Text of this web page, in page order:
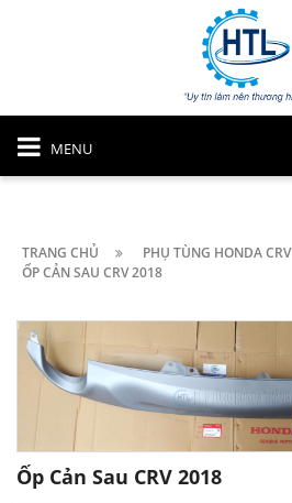
MENU
TRANG CHỦ
PHỤ TÙNG HONDA CRV
ỐP CẢN SAU CRV 2018
Ốp Cản Sau CRV 2018